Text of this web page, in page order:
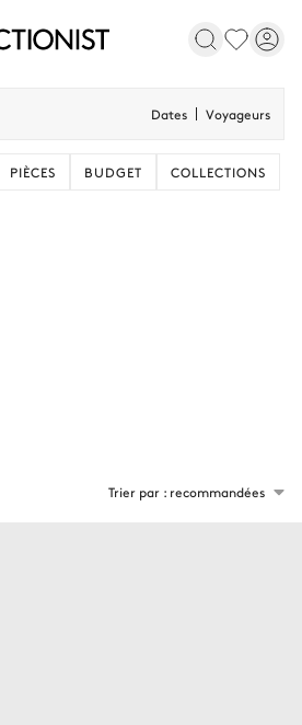
Dates Voyageurs
PIÈCES BUDGET COLLECTIONS
Trier par : recommandées